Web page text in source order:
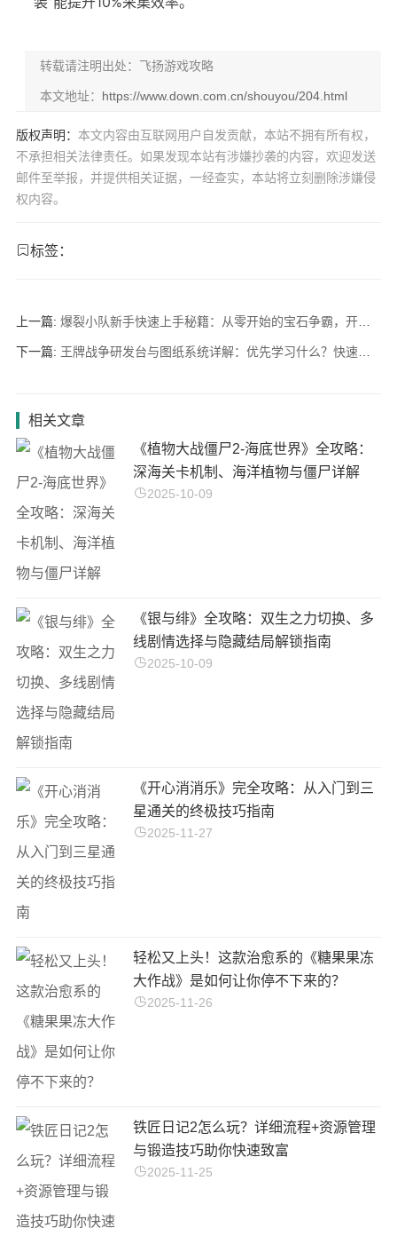
转载请注明出处：飞扬游戏攻略
本文地址： https://www.down.com.cn/shouyou/204.html
版权声明： 本文内容由互联网用户自发贡献，本站不拥有所有权，
不承担相关法律责任。如果发现本站有涉嫌抄袭的内容，欢迎发送
邮件至举报，并提供相关证据，一经查实，本站将立刻删除涉嫌侵
权内容。
标签：
上一篇: 爆裂小队新手快速上手秘籍：从零开始的宝石争霸，开局角色选择与资源管理
下一篇: 王牌战争研发台与图纸系统详解：优先学习什么？快速成型攻略
相关文章
《植物大战僵尸2-海底世界》全攻略：
深海关卡机制、海洋植物与僵尸详解
2025-10-09
《银与绯》全攻略：双生之力切换、多
线剧情选择与隐藏结局解锁指南
2025-10-09
《开心消消乐》完全攻略：从入门到三
星通关的终极技巧指南
2025-11-27
轻松又上头！这款治愈系的《糖果果冻
大作战》是如何让你停不下来的？
2025-11-26
铁匠日记2怎么玩？详细流程+资源管理
与锻造技巧助你快速致富
2025-11-25